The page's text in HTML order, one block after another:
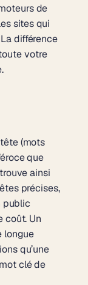
de
sites qui
différence
votre
(mots
que
ainsi
précises,
public
coût. Un
longue
qu’une
clé de